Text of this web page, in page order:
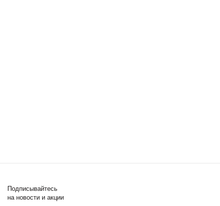
Подписывайтесь
на новости и акции